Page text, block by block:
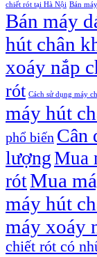
chiết rót tại Hà Nội Bán
Bán máy
hút chân
xoáy nắp
rót Cách sử dụng máy
máy hút
phổ biến Cân
lượngMua
rótMua
máy hút
máy xoáy
chiết rót có